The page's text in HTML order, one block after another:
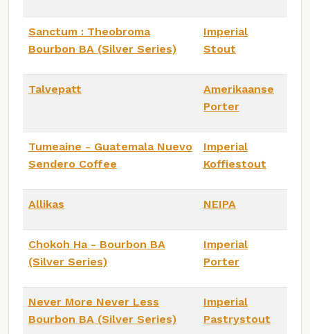
Sanctum : Theobroma
Bourbon BA (Silver Series)
Imperial
Stout
Talvepatt
Amerikaanse
Porter
Tumeaine - Guatemala Nuevo
Sendero Coffee
Imperial
Koffiestout
Allikas NEIPA
Chokoh Ha - Bourbon BA
(Silver Series)
Imperial
Porter
Never More Never Less
Bourbon BA (Silver Series)
Imperial
Pastrystout